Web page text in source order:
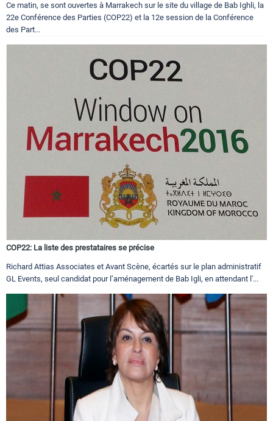
Ce matin, se sont ouvertes à Marrakech sur le site du village de Bab Ighli, la
22e Conférence des Parties (COP22) et la 12e session de la Conférence
des Part...
COP22: La liste des prestataires se précise
Richard Attias Associates et Avant Scène, écartés sur le plan administratif
GL Events, seul candidat pour l’aménagement de Bab Igli, en attendant l'...